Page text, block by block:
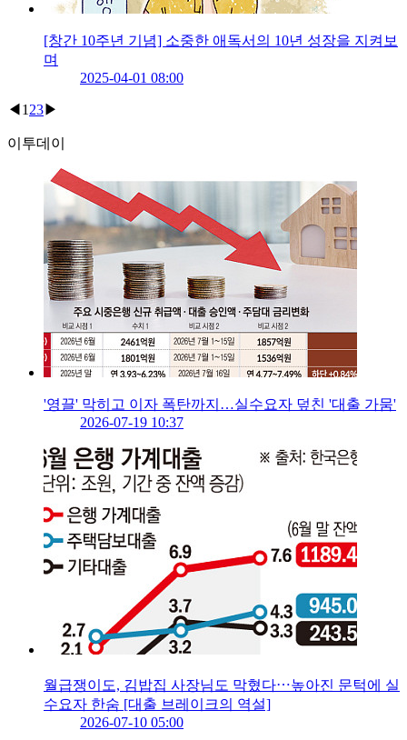
[창간 10주년 기념] 소중한 애독서의 10년 성장을 지켜보
며
2025-04-01 08:00
◀ 1 23▶
이투데이
'영끌' 막히고 이자 폭탄까지…실수요자 덮친 '대출 가뭄'
2026-07-19 10:37
월급쟁이도, 김밥집 사장님도 막혔다⋯높아진 문턱에 실
수요자 한숨 [대출 브레이크의 역설]
2026-07-10 05:00